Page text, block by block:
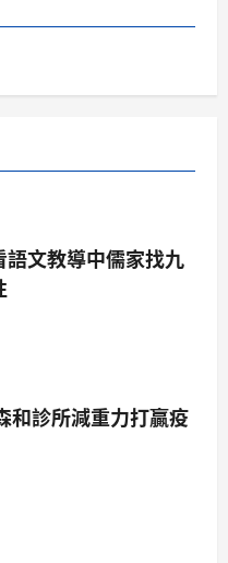
語文教導中儒家找九
和診所減重力打贏疫